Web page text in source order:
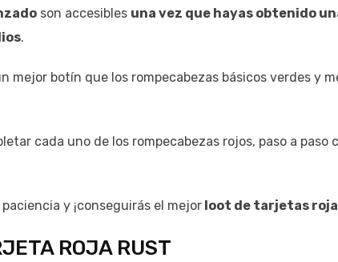
son accesibles una vez que hayas obtenido
.
mejor botín que los rompecabezas básicos verdes y
cada uno de los rompecabezas rojos, paso a paso
y ¡conseguirás el mejor loot de tarjetas
ROJA RUST